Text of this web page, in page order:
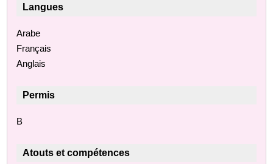
Langues
Arabe
Français
Anglais
Permis
B
Atouts et compétences